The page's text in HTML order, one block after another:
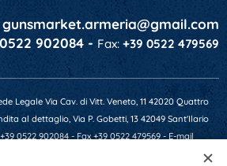
gunsmarket.armeria@gmail.com
902084 - Fax: +39 0522 479569
Legale Via Cav. di Vitt. Veneto, 11 42020 Quattro
al dettaglio, Via P. Gobetti, 13 42049 Sant'Ilario
0522 902084 - Fax +39 0522 479569 - E-mail
- P.IVA 01641520356 - Numero REA RE-201607 -